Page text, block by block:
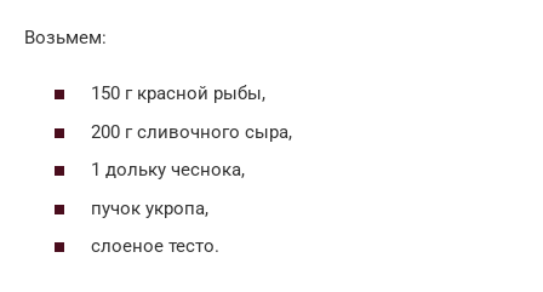
Возьмем:
150 г красной рыбы,
200 г сливочного сыра,
1 дольку чеснока,
пучок укропа,
слоеное тесто.